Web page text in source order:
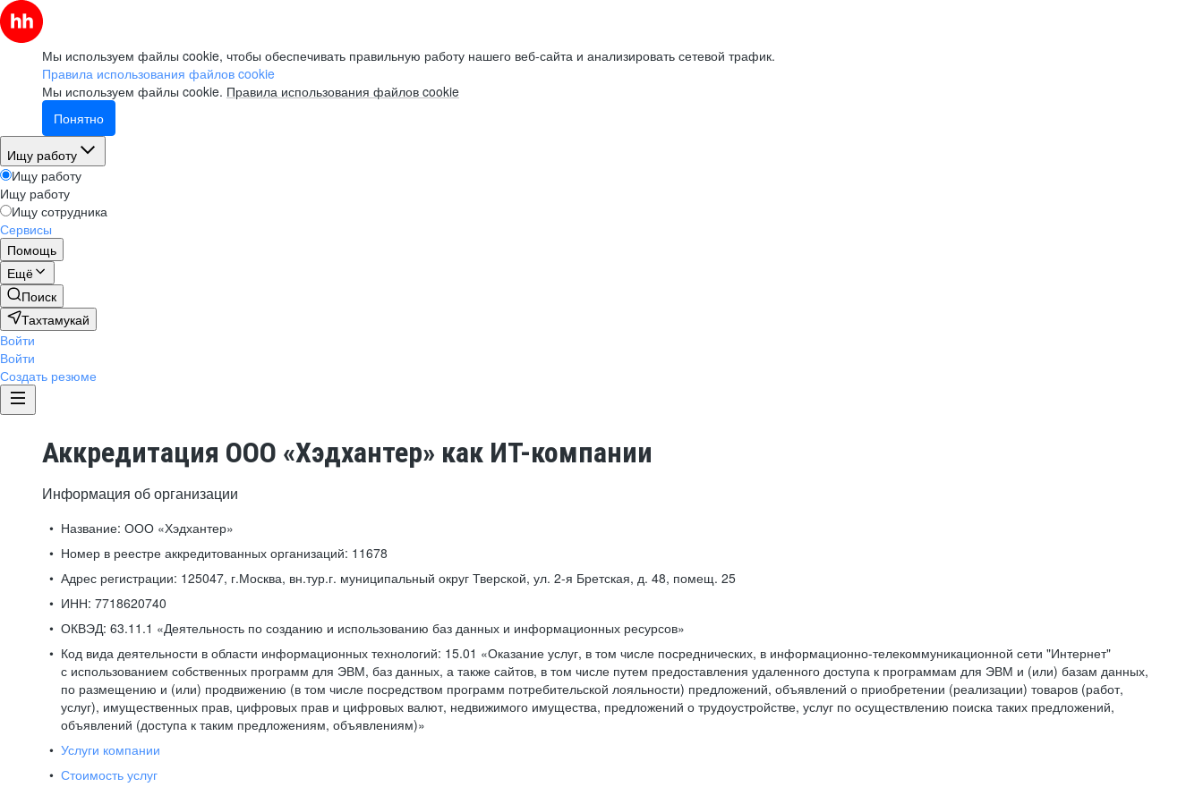
Мы используем файлы cookie, чтобы обеспечивать правильную работу нашего веб-сайта и анализировать сетевой трафик.
Правила использования файлов cookie
Мы используем файлы cookie. Правила использования файлов cookie
Понятно
Ищу работу
Ищу работу
Ищу работу
Ищу сотрудника
Сервисы
Помощь
Ещё
Поиск
Тахтамукай
Войти
Войти
Создать резюме
Аккредитация ООО «Хэдхантер» как ИТ-компании
Информация об организации
Название: ООО «Хэдхантер»
Номер в реестре аккредитованных организаций: 11678
Адрес регистрации: 125047, г.Москва, вн.тур.г. муниципальный округ Тверской, ул. 2-я Бретская, д. 48, помещ. 25
ИНН: 7718620740
ОКВЭД: 63.11.1 «Деятельность по созданию и использованию баз данных и информационных ресурсов»
Код вида деятельности в области информационных технологий: 15.01 «Оказание услуг, в том числе посреднических, в информационно-телекоммуникационной сети "Интернет"
с использованием собственных программ для ЭВМ, баз данных, а также сайтов, в том числе путем предоставления удаленного доступа к программам для ЭВМ и (или) базам данных,
по размещению и (или) продвижению (в том числе посредством программ потребительской лояльности) предложений, объявлений о приобретении (реализации) товаров (работ,
услуг), имущественных прав, цифровых прав и цифровых валют, недвижимого имущества, предложений о трудоустройстве, услуг по осуществлению поиска таких предложений,
объявлений (доступа к таким предложениям, объявлениям)»
Услуги компании
Стоимость услуг